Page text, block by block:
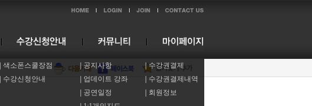
색소폰스쿨장점 |공지사항 |수강권결제
수강신청안내 업데이트 강좌
수강권결제내역
공연일정
회원정보